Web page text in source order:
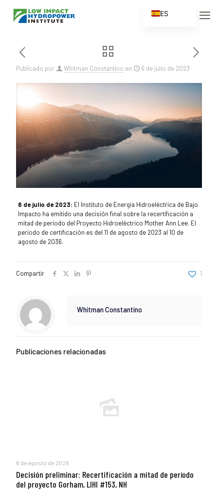
Publicado por Whitman Constantino en 6 de julio de 2023
6 de julio de 2023: El Instituto de Energía Hidroeléctrica de Bajo
Impacto ha emitido una decisión final sobre la recertificación a
mitad de período del Proyecto Hidroeléctrico Mother Ann Lee. El
período de certificación es del 11 de agosto de 2023 al 10 de
agosto de 2036.
Compartir 1
Whitman Constantino
Publicaciones relacionadas
6 de agosto de 2026
Decisión preliminar: Recertificación a mitad de período
del proyecto Gorham, LIHI #153, NH
ES